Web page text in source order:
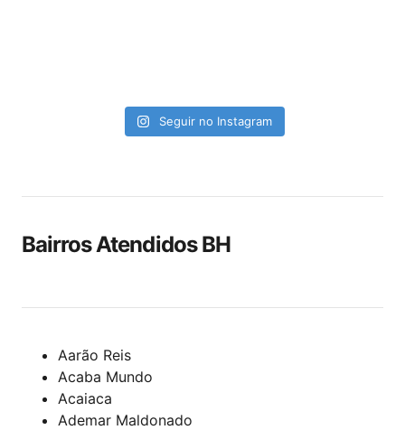
Seguir no Instagram
Bairros Atendidos BH
Aarão Reis
Acaba Mundo
Acaiaca
Ademar Maldonado